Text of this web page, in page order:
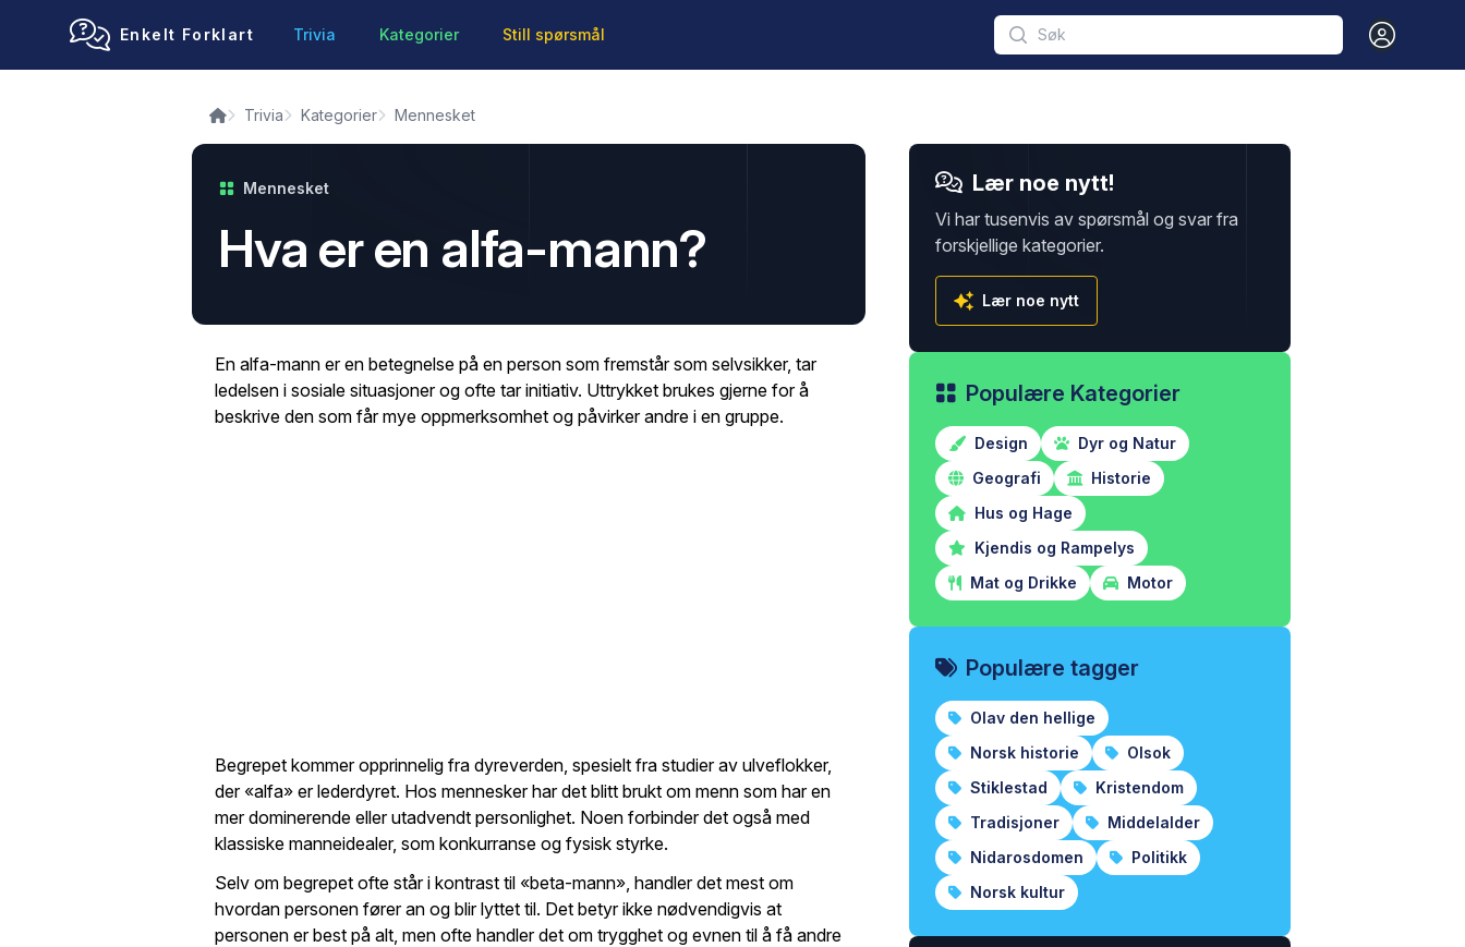
Enkelt Forklart Trivia Kategorier Still spørsmål Open user
Trivia Kategorier Mennesket
Mennesket
Hva er en alfa-mann?
En alfa-mann er en betegnelse på en person som fremstår som selvsikker, tar
ledelsen i sosiale situasjoner og ofte tar initiativ. Uttrykket brukes gjerne for å
beskrive den som får mye oppmerksomhet og påvirker andre i en gruppe.
Begrepet kommer opprinnelig fra dyreverden, spesielt fra studier av ulveflokker,
der «alfa» er lederdyret. Hos mennesker har det blitt brukt om menn som har en
mer dominerende eller utadvendt personlighet. Noen forbinder det også med
klassiske manneidealer, som konkurranse og fysisk styrke.
Selv om begrepet ofte står i kontrast til «beta-mann», handler det mest om
hvordan personen fører an og blir lyttet til. Det betyr ikke nødvendigvis at
personen er best på alt, men ofte handler det om trygghet og evnen til å få andre
Lær noe nytt!
Vi har tusenvis av spørsmål og svar fra
forskjellige kategorier.
Lær noe nytt
Populære Kategorier
Design
Dyr og Natur
Geografi
Historie
Hus og Hage
Kjendis og Rampelys
Mat og Drikke
Motor
Populære tagger
Olav den hellige
Norsk historie
Olsok
Stiklestad
Kristendom
Tradisjoner
Middelalder
Nidarosdomen
Politikk
Norsk kultur